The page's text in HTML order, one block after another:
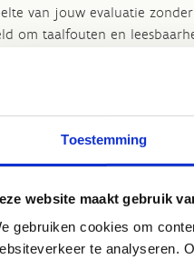
Toestemming
website maakt gebruik
gebruiken cookies om
te analyseren.
van jouw evaluatie
om taalfouten en
neem een
route? Ga dan naar het
via